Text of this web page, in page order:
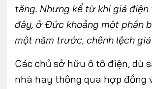
tăng. Nhưng kể từ khi giá điện
đây, ở Đức khoảng một phần
một năm trước, chênh lệch
Các chủ sở hữu ô tô điện, dù
nhà hay thông qua hợp đồng